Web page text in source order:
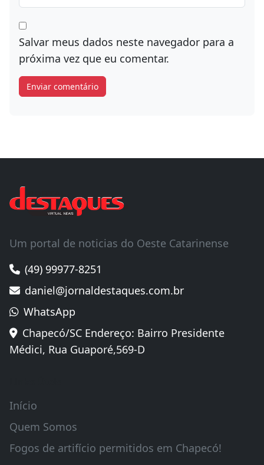
Salvar meus dados neste navegador para a
próxima vez que eu comentar.
Um portal de noticias do Oeste Catarinense
(49) 99977-8251
daniel@jornaldestaques.com.br
WhatsApp
Chapecó/SC Endereço: Bairro Presidente
Médici, Rua Guaporé,569-D
Início
Quem Somos
Fogos de artifício permitidos em Chapecó!